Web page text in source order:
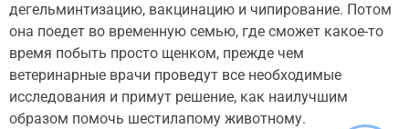
дегельминтизацию, вакцинацию и чипирование. Потом
она поедет во временную семью, где сможет какое-то
время побыть просто щенком, прежде чем
ветеринарные врачи проведут все необходимые
исследования и примут решение, как наилучшим
образом помочь шестилапому животному.